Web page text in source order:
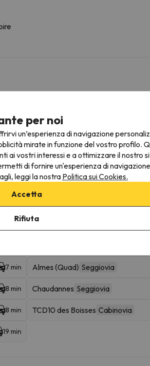
il posto auto in anticipo.
7 min Almes (Quad) Seggiovia
8 min Chaudannes Seggiovia
8 min TCD10 des Boisses Cabinovia
19 min
per noi
un’esperienza di navigazione
mirate in funzione del vostro profilo.
ai vostri interessi e a ottimizzare il nostro
di fornire un'esperienza di
leggi la nostra Politica sui Cookies.
Accetta
Rifiuta